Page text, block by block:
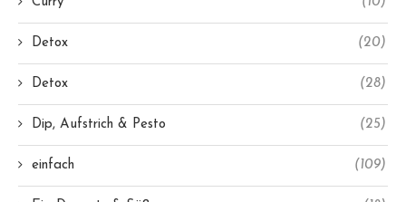
Detox (20)
Detox (28)
Dip, Aufstrich & Pesto (25)
einfach (109)